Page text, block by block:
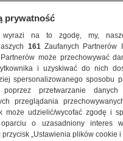
Dzień dobry!
do wszystkich
prywatność
wyrazi na to zgodę, my,
161Zaufanych Partnerów
może przechowywać
i uzyskiwać do nich
spersonalizowanego sposobu
przetwarzanie danych
przeglądania
może udzielić/wycofać zgodę i
o uzasadniony interes
„Ustawienia plików cookie i